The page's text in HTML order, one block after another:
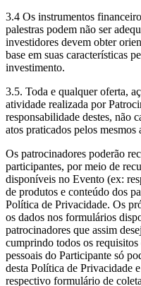
3.4 Os instrumentos
palestras podem não ser
investidores devem obter
base em suas características
investimento.
3.5. Toda e qualquer oferta,
atividade realizada por
responsabilidade destes, não
atos praticados pelos
Os patrocinadores poderão
participantes, por meio de
disponíveis no Evento (ex:
de produtos e conteúdo dos
Política de Privacidade. Os
os dados nos formulários
patrocinadores que assim
cumprindo todos os
pessoais do Participante só
desta Política de Privacidade
respectivo formulário de